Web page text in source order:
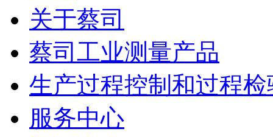
关于蔡司
蔡司工业测量产品
生产过程控制和过程
服务中心